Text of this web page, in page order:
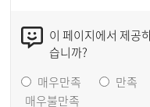
이 페이지에서 제공
습니까?
매우만족
만족
매우불만족